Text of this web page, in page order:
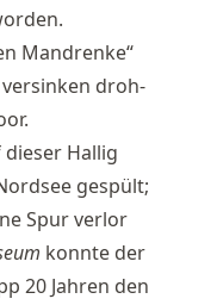
Man­dren­ke“
ver­sin­ken droh­
Hal­lig
ge­spült;
Spur ver­lor
konn­te der
20 Jah­ren den